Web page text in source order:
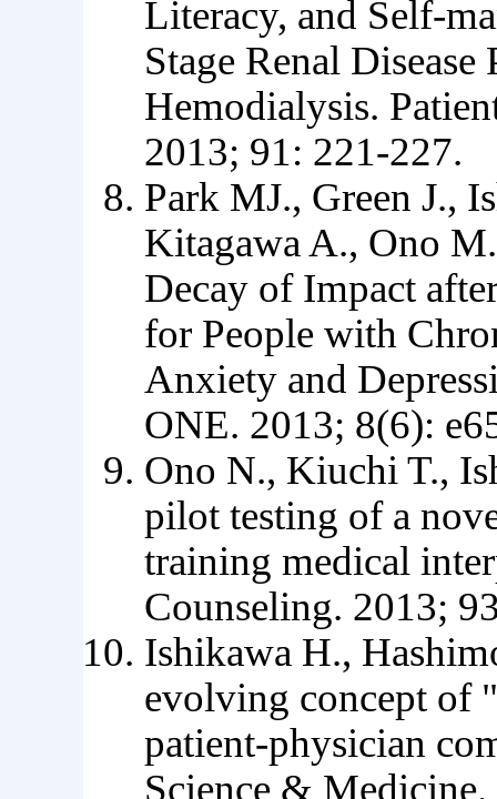
Literacy, and Self-
Stage Renal
Hemodialysis.
2013; 91: 221-227.
Park MJ., Green J.,
Kitagawa A., Ono
Decay of Impact
for People with
Anxiety and
ONE. 2013; 8(6):
Ono N., Kiuchi T.,
pilot testing of a
training medical
Counseling. 2013;
Ishikawa H.,
evolving concept of
patient-physician
Science &